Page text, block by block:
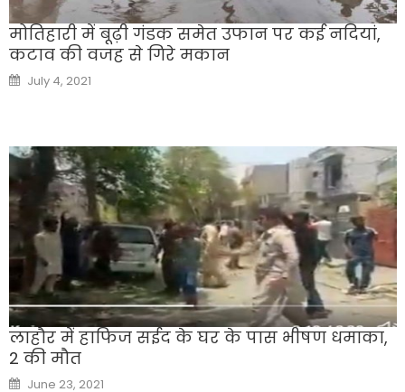
मोतिहारी में बूढ़ी गंडक समेत उफान पर कई नदियां,
कटाव की वजह से गिरे मकान
Posted
on
July 4, 2021
लाहौर में हाफिज सईद के घर के पास भीषण धमाका,
2 की मौत
Posted
June 23, 2021